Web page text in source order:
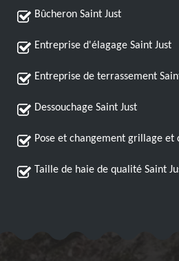
Bûcheron Saint Just
Entreprise d'élagage Saint Just
Entreprise de terrassement
Dessouchage Saint Just
Pose et changement grillage et
Taille de haie de qualité Saint